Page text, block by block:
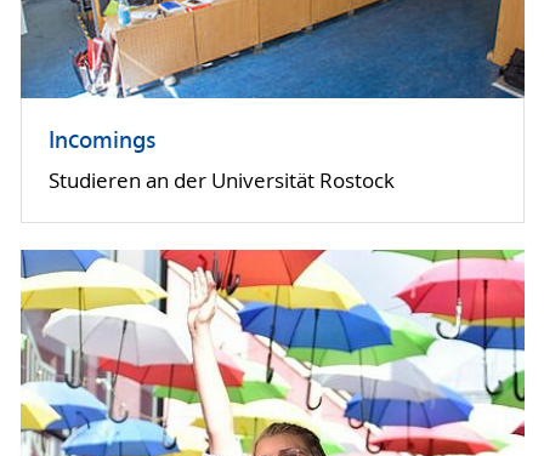
Incomings
Studieren an der Universität Rostock